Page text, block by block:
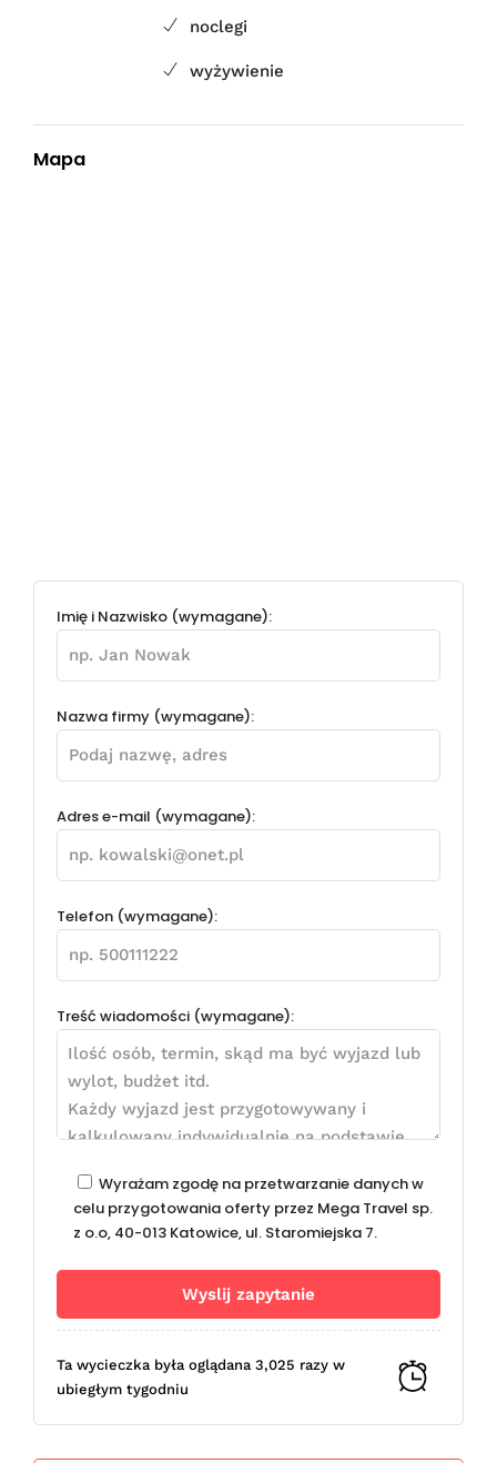
noclegi
wyżywienie
Mapa
Imię i Nazwisko (wymagane):
Nazwa firmy (wymagane):
Adres e-mail (wymagane):
Telefon (wymagane):
Treść wiadomości (wymagane):
Wyrażam zgodę na przetwarzanie danych w
celu przygotowania oferty przez Mega Travel sp.
z o.o, 40-013 Katowice, ul. Staromiejska 7.
Ta wycieczka była oglądana 3,025 razy w
ubiegłym tygodniu